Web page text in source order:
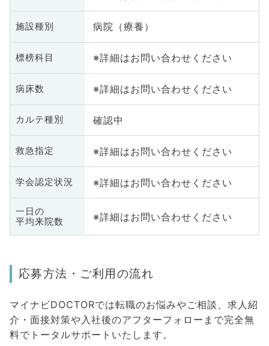
施設種別 病院（療養）
標榜科目 ※詳細はお問い合わせください
病床数 ※詳細はお問い合わせください
カルテ種別 確認中
救急指定 ※詳細はお問い合わせください
学会認定状況 ※詳細はお問い合わせください
一日の
平均来院数
※詳細はお問い合わせください
応募方法・ご利用の流れ
マイナビDOCTORでは転職のお悩みやご相談、求人紹
介・面接対策や入社後のアフターフォローまで完全無
料でトータルサポートいたします。